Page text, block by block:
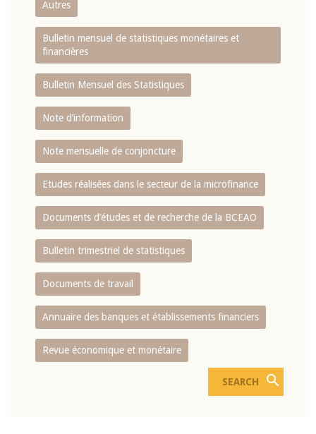
Autres
Bulletin mensuel de statistiques monétaires et
financières
Bulletin Mensuel des Statistiques
Note d’information
Note mensuelle de conjoncture
Etudes réalisées dans le secteur de la microfinance
Documents d’études et de recherche de la BCEAO
Bulletin trimestriel de statistiques
Documents de travail
Annuaire des banques et établissements financiers
Revue économique et monétaire